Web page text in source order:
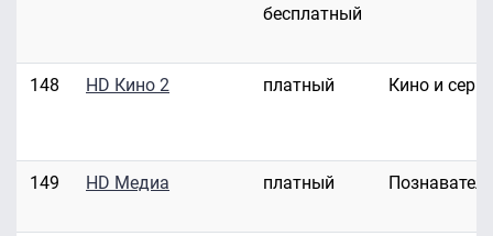
бесплатный
148 HD Кино 2 платный Кино и
149 HD Медиа платный